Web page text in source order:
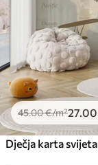
45.00€/m²27 .00
Dječja karta svijeta